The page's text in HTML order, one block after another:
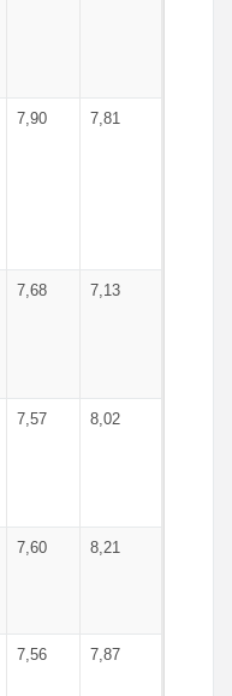
7,90 7,81
7,68 7,13
7,57 8,02
7,60 8,21
7,56 7,87